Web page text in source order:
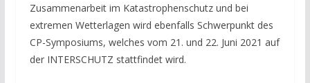
Zusammenarbeit im Katastrophenschutz und bei
extremen Wetterlagen wird ebenfalls Schwerpunkt des
CP-Symposiums, welches vom 21. und 22. Juni 2021 auf
der INTERSCHUTZ stattfindet wird.